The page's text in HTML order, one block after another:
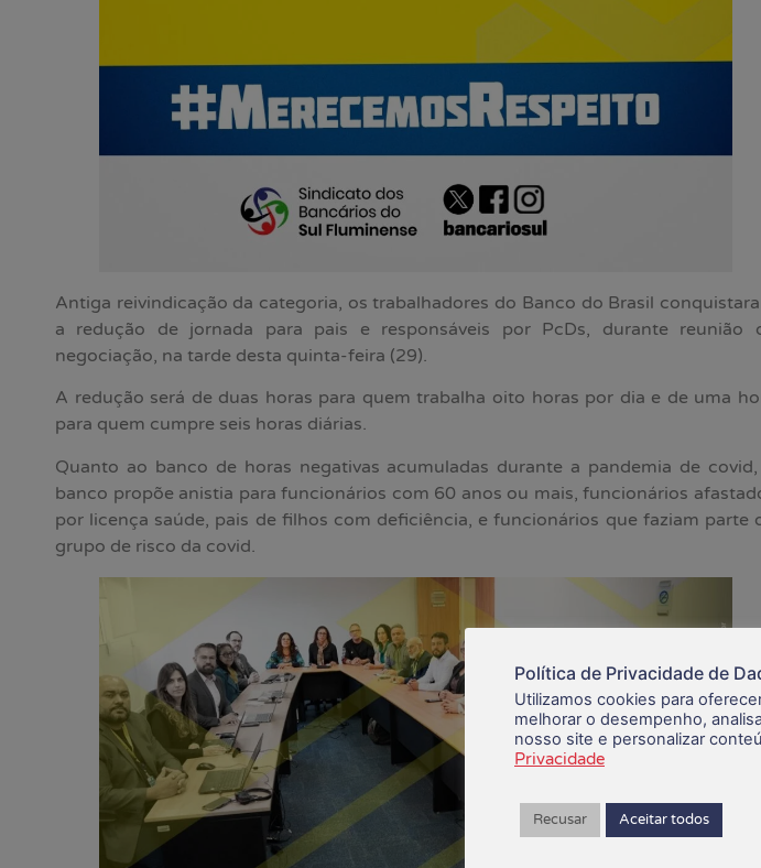
Antiga reivindicação da categoria, os trabalhadores do Banco do Brasil
a redução de jornada para pais e responsáveis por PcDs, durante reunião
negociação, na tarde desta quinta-feira (29).
A redução será de duas horas para quem trabalha oito horas por dia e de uma
para quem cumpre seis horas diárias.
Quanto ao banco de horas negativas acumuladas durante a pandemia de
banco propõe anistia para funcionários com 60 anos ou mais, funcionários
por licença saúde, pais de filhos com deficiência, e funcionários que faziam parte
grupo de risco da covid.
Política de Privacidade de
Utilizamos cookies para
melhorar o desempenho,
nosso site e personalizar
Privacidade
Recusar Aceitar todos